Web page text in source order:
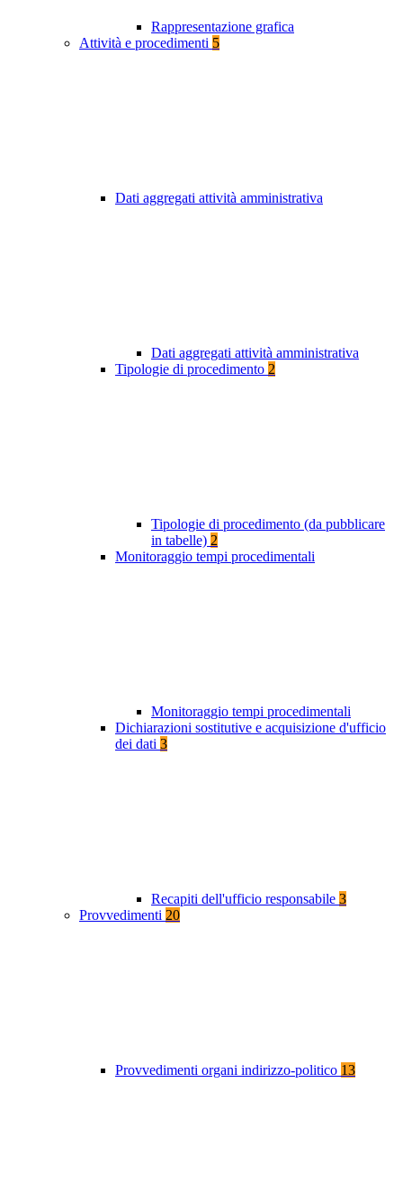
Rappresentazione grafica
Attività e procedimenti 5
Dati aggregati attività amministrativa
Dati aggregati attività amministrativa
Tipologie di procedimento 2
Tipologie di procedimento (da pubblicare
in tabelle) 2
Monitoraggio tempi procedimentali
Monitoraggio tempi procedimentali
Dichiarazioni sostitutive e acquisizione d'ufficio
dei dati 3
Recapiti dell'ufficio responsabile 3
Provvedimenti 20
Provvedimenti organi indirizzo-politico 13